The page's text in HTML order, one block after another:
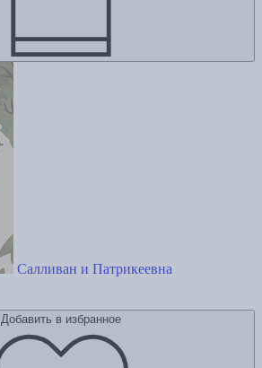
Салливан и Патрикеевна
Добавить в избранное